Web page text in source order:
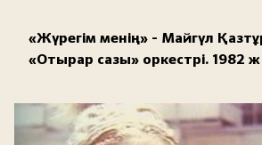
«Жүрегім менің» - Майгүл
«Отырар сазы» оркестрі. 1982 ж